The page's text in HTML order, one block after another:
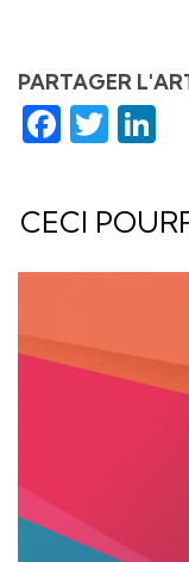
PARTAGER
CECI